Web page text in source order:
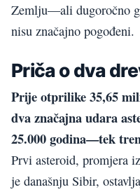
Zemlju—ali dugoročno
nisu značajno pogođeni.
Priča o dva
Prije otprilike 35,65
dva značajna udara
25.000 godina—tek
Prvi asteroid, promjera
je današnju Sibir,